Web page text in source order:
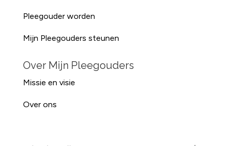
Pleegouder worden
Mijn Pleegouders steunen
Over Mijn Pleegouders
Missie en visie
Over ons